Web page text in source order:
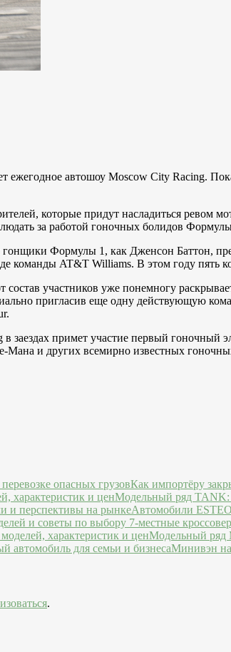
ежегодное автошоу Moscow City Racing.
которые придут насладиться
за работой гоночных болидов
Формулы 1, как Дженсон Баттон,
команды AT&T Williams. В этом году
состав участников уже понемногу
пригласив еще одну действующую
заездах примет участие первый гоночный
Мана и других всемирно известных
Как импортёру
Модельный ряд TANK:
Автомобили
7-местные
Модельный ряд
Минивэн на
.